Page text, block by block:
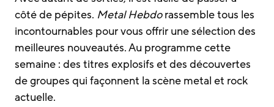
côté de pépites. Metal Hebdorassemble tous les
incontournables pour vous offrir une sélection des
meilleures nouveautés. Au programme cette
semaine : des titres explosifs et des découvertes
de groupes qui façonnent la scène metal et rock
actuelle.